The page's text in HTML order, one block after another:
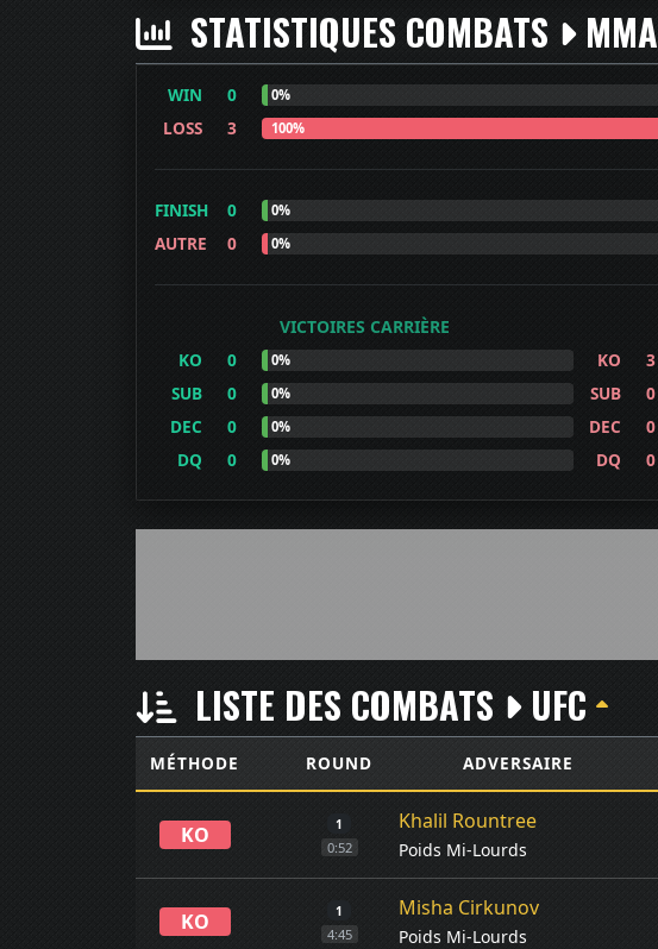
STATISTIQUES COMBATS MMA
WIN 0 0%
LOSS 3 100%
FINISH 0 0%
AUTRE 0 0%
VICTOIRES CARRIÈRE
KO
0 0%
SUB 0 0%
DEC 0 0%
DQ 0 0%
KO
3
SUB 0
DEC 0
DQ 0
LISTE DES COMBATS UFC
MÉTHODE ROUND ADVERSAIRE
KO 1
0:52
Khalil Rountree
Poids Mi-Lourds
KO 1
4:45
Misha Cirkunov
Poids Mi-Lourds